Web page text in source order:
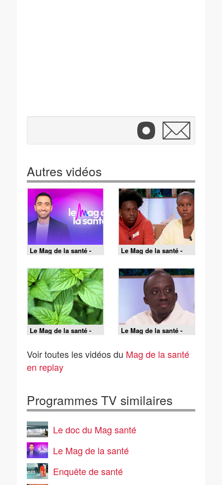
Autres vidéos
Le Mag de la santé -
19/06/2026
Le Mag de la santé -
18/06/2026
Le Mag de la santé -
17/06/2026
Le Mag de la santé -
16/06/2026
Voir toutes les vidéos du Mag de la santé
en replay
Programmes TV similaires
Le doc du Mag santé
Le Mag de la santé
Enquête de santé